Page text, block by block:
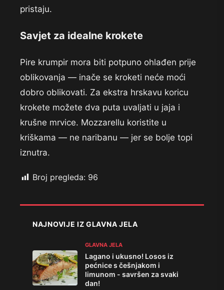
pristaju.
Savjet za idealne krokete
Pire krumpir mora biti potpuno ohlađen prije
oblikovanja — inače se kroketi neće moći
dobro oblikovati. Za ekstra hrskavu koricu
krokete možete dva puta uvaljati u jaja i
krušne mrvice. Mozzarellu koristite u
kriškama — ne naribanu — jer se bolje topi
iznutra.
Broj pregleda: 96
NAJNOVIJE IZ GLAVNA JELA
GLAVNA JELA
Lagano i ukusno! Losos iz
pećnice s češnjakom i
limunom - savršen za svaki
dan!